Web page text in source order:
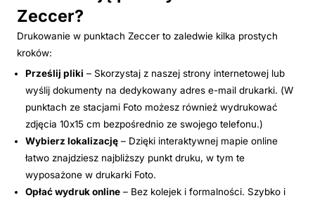
Zeccer?
Drukowanie w punktach Zeccer to zaledwie kilka prostych
kroków:
Prześlij pliki – Skorzystaj z naszej strony internetowej lub
wyślij dokumenty na dedykowany adres e-mail drukarki. (W
punktach ze stacjami Foto możesz również wydrukować
zdjęcia 10x15 cm bezpośrednio ze swojego telefonu.)
Wybierz lokalizację – Dzięki interaktywnej mapie online
łatwo znajdziesz najbliższy punkt druku, w tym te
wyposażone w drukarki Foto.
Opłać wydruk online – Bez kolejek i formalności. Szybko i